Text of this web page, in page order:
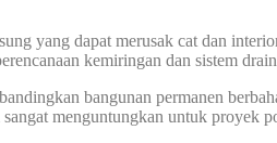
yang dapat merusak cat dan
kemiringan dan sistem
bangunan permanen
menguntungkan untuk proyek